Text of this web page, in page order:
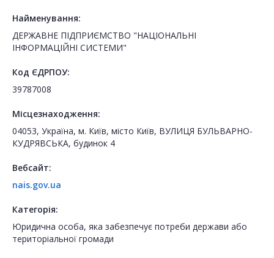
Найменування:
ДЕРЖАВНЕ ПІДПРИЄМСТВО "НАЦІОНАЛЬНІ
ІНФОРМАЦІЙНІ СИСТЕМИ"
Код ЄДРПОУ:
39787008
Місцезнаходження:
04053, Україна, м. Київ, місто Київ, ВУЛИЦЯ БУЛЬВАРНО-
КУДРЯВСЬКА, будинок 4
Вебсайт:
nais.gov.ua
Категорія:
Юридична особа, яка забезпечує потреби держави або
територіальної громади